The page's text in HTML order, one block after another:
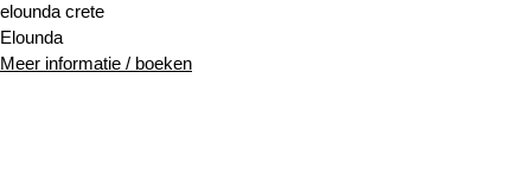
elounda crete
Elounda
Meer informatie / boeken